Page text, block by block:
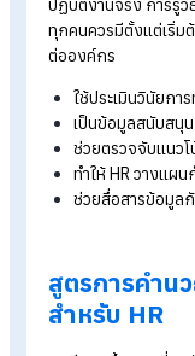
Table of
HR มือใหม่ต้องรู้
ทำไม HR ต้องคำ
สูตรการคำนวณเ
สรุป วิธีคิดเปอร์
ทำไม
การติดตามตัวเลข